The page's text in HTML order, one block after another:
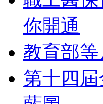
你開通
教育部
第十四